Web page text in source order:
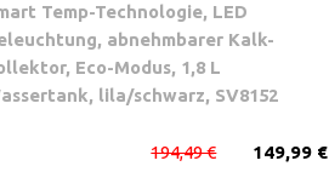
Temp-Technologie, LED
abnehmbarer Kalk-
Eco-Modus, 1,8 L
lila/schwarz, SV8152
149,99 €
194,49 €